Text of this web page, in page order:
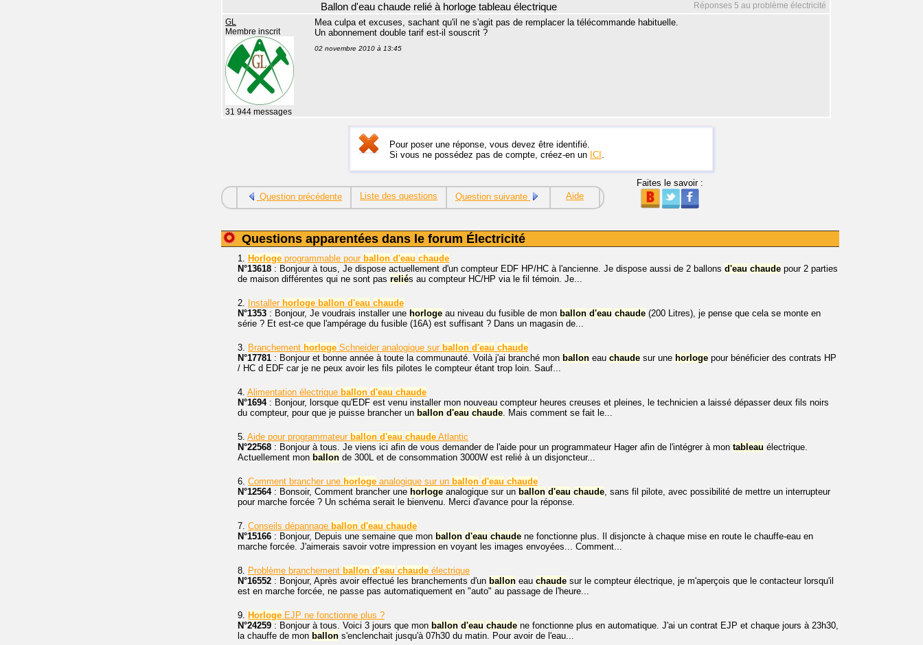
Réponses 5 au problème électricité
Ballon d'eau chaude relié à horloge tableau électrique
GL
Membre inscrit
31 944 messages
Mea culpa et excuses, sachant qu'il ne s'agit pas de remplacer la télécommande habituelle.
Un abonnement double tarif est-il souscrit ?
02 novembre 2010 à 13:45
Pour poser une réponse, vous devez être identifié.
Si vous ne possédez pas de compte, créez-en un ICI .
Question précédente Liste des questions Question suivante Aide
Faites le savoir :
Questions apparentées dans le forum Électricité
1. Horloge programmable pour ballon d'eau chaude
N°13618 : Bonjour à tous, Je dispose actuellement d'un compteur EDF HP/HC à l'ancienne. Je dispose aussi de 2 ballons d'eau chaude pour 2 parties
de maison différentes qui ne sont pas reliés au compteur HC/HP via le fil témoin. Je...
2. Installer horloge ballon d'eau chaude
N°1353 : Bonjour, Je voudrais installer une horloge au niveau du fusible de mon ballon d'eau chaude (200 Litres), je pense que cela se monte en
série ? Et est-ce que l'ampérage du fusible (16A) est suffisant ? Dans un magasin de...
3. Branchement horloge Schneider analogique sur ballon d'eau chaude
N°17781 : Bonjour et bonne année à toute la communauté. Voilà j'ai branché mon ballon eau chaude sur une horloge pour bénéficier des contrats HP
/ HC d EDF car je ne peux avoir les fils pilotes le compteur étant trop loin. Sauf...
4. Alimentation électrique ballon d'eau chaude
N°1694: Bonjour, lorsque qu'EDF est venu installer mon nouveau compteur heures creuses et pleines, le technicien a laissé dépasser deux fils noirs
du compteur, pour que je puisse brancher un ballon d'eau chaude. Mais comment se fait le...
5. Aide pour programmateur ballon d'eau chaude Atlantic
N°22568 : Bonjour à tous. Je viens ici afin de vous demander de l'aide pour un programmateur Hager afin de l'intégrer à mon tableau électrique.
Actuellement mon ballon de 300L et de consommation 3000W est relié à un disjoncteur...
6. Comment brancher une horloge analogique sur un ballon d'eau chaude
N°12564: Bonsoir, Comment brancher une horloge analogique sur un ballon d'eau chaude, sans fil pilote, avec possibilité de mettre un interrupteur
pour marche forcée ? Un schéma serait le bienvenu. Merci d'avance pour la réponse.
7. Conseils dépannage ballon d'eau chaude
N°15166 : Bonjour, Depuis une semaine que mon ballon d'eau chaude ne fonctionne plus. Il disjoncte à chaque mise en route le chauffe-eau en
marche forcée. J'aimerais savoir votre impression en voyant les images envoyées... Comment...
8. Problème branchement ballon d'eau chaude électrique
N°16552 : Bonjour, Après avoir effectué les branchements d'un ballon eau chaude sur le compteur électrique, je m'aperçois que le contacteur lorsqu'il
est en marche forcée, ne passe pas automatiquement en "auto" au passage de l'heure...
9. Horloge EJP ne fonctionne plus ?
N°24259 : Bonjour à tous. Voici 3 jours que mon ballon d'eau chaude ne fonctionne plus en automatique. J'ai un contrat EJP et chaque jours à 23h30,
la chauffe de mon ballon s'enclenchait jusqu'à 07h30 du matin. Pour avoir de l'eau...